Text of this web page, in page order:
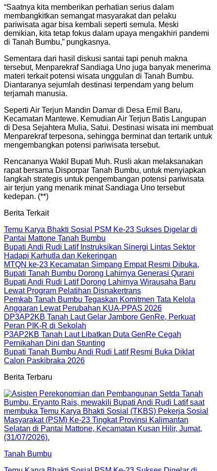
“Saatnya kita memberikan perhatian serius dalam
membangkitkan semangat masyarakat dan pelaku
pariwisata agar bisa kembali seperti semula. Meski
demikian, kita tetap fokus dalam upaya mengakhiri pandemi
di Tanah Bumbu,” pungkasnya.
Sementara dari hasil diskusi santai tapi penuh makna
tersebut, Menparekraf Sandiaga Uno juga banyak menerima
materi terkait potensi wisata unggulan di Tanah Bumbu.
Diantaranya sejumlah destinasi terpendam yang belum
terjamah manusia.
Seperti Air Terjun Mandin Damar di Desa Emil Baru,
Kecamatan Mantewe. Kemudian Air Terjun Batis Langupan
di Desa Sejahtera Mulia, Satui. Destinasi wisata ini membuat
Menparekraf terpesona, sehingga berminat dan tertarik untuk
mengembangkan potensi pariwisata tersebut.
Rencananya Wakil Bupati Muh. Rusli akan melaksanakan
rapat bersama Disporpar Tanah Bumbu, untuk menyiapkan
langkah strategis untuk pengembangan potensi pariwisata
air terjun yang menarik minat Sandiaga Uno tersebut
kedepan. (**)
Berita Terkait
Temu Karya Bhakti Sosial PSM Ke-23 Sukses Digelar di
Pantai Mattone Tanah Bumbu
Bupati Andi Rudi Latif Instruksikan Sinergi Lintas Sektor
Hadapi Karhutla dan Kekeringan
MTQN ke-23 Kecamatan Simpang Empat Resmi Dibuka,
Bupati Tanah Bumbu Dorong Lahirnya Generasi Qurani
Bupati Andi Rudi Latif Dorong Lahirnya Wirausaha Baru
Lewat Program Pelatihan Disnakertrans
Pemkab Tanah Bumbu Tegaskan Komitmen Tata Kelola
Anggaran Lewat Perubahan KUA-PPAS 2026
DP3AP2KB Tanah Laut Gelar Jambore GenRe, Perkuat
Peran PIK-R di Sekolah
P3AP2KB Tanah Laut Libatkan Duta GenRe Cegah
Pernikahan Dini dan Stunting
Bupati Tanah Bumbu Andi Rudi Latif Resmi Buka Diklat
Calon Paskibraka 2026
Berita Terbaru
Tanah Bumbu